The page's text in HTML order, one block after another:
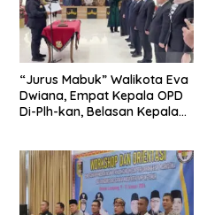
“Jurus Mabuk” Walikota Eva
Dwiana, Empat Kepala OPD
Di-Plh-kan, Belasan Kepala